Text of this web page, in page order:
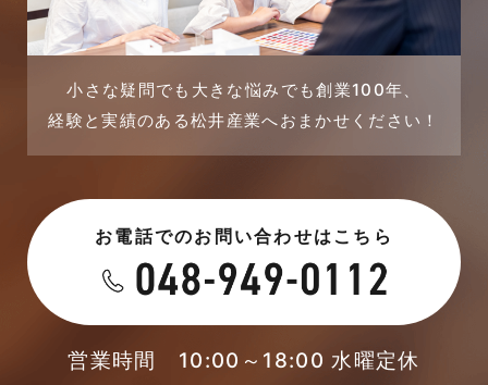
戸建賃貸住宅活用事例
採用情報
未分類
未分類
本店-ブログ
東武スカイツリーライン
2023年9月
2023年7月
2023年5月
2023年4月
2023年3月
小さな疑問でも大きな悩みでも創業100年、
経験と実績のある松井産業へおまかせください！
お電話でのお問い合わせはこちら
営業時間 10:00～18:00 水曜定休